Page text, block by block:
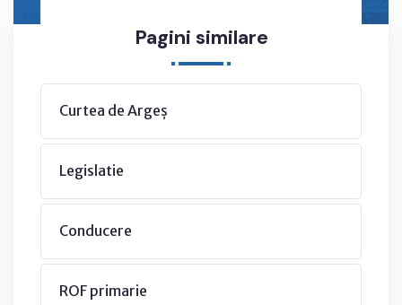
Pagini similare
Curtea de Argeș
Legislatie
Conducere
ROF primarie